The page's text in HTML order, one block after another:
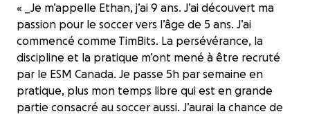
« _Je m’appelle Ethan, j’ai 9 ans. J’ai découvert ma
passion pour le soccer vers l’âge de 5 ans. J’ai
commencé comme TimBits. La persévérance, la
discipline et la pratique m’ont mené à être recruté
par le ESM Canada. Je passe 5h par semaine en
pratique, plus mon temps libre qui est en grande
partie consacré au soccer aussi. J’aurai la chance de